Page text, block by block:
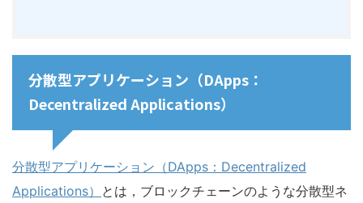
分散型アプリケーション（DApps：
Decentralized Applications）
分散型アプリケーション（DApps：Decentralized
Applications） とは，ブロックチェーンのような分散型ネ